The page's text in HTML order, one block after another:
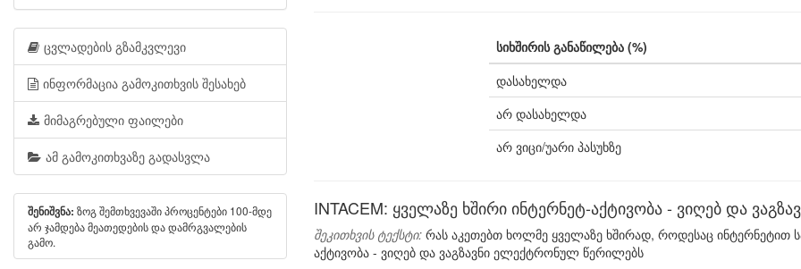
სიხშირის განაწილება (%)
დასახელდა
არ დასახელდა
არ ვიცი/უარი პასუხზე
INTACEM: ყველაზე ხშირი ინტერნეტ-აქტივობა - ვიღებ და
შეკითხვის ტექსტი: რას აკეთებთ ხოლმე ყველაზე ხშირად, როდესაც
აქტივობა - ვიღებ და ვაგზავნი ელექტრონულ წერილებს
ცვლადების გზამკვლევი
ინფორმაცია გამოკითხვის შესახებ
მიმაგრებული ფაილები
ამ გამოკითხვაზე გადასვლა
შენიშვნა: ზოგ შემთხვევაში პროცენტები 100-მდე
არ ჯამდება მეათედების და დამრგვალების
გამო.